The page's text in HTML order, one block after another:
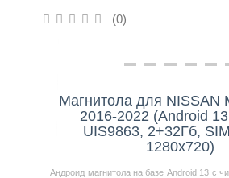
(0)
Нашли
Магнитола для NISSAN
2016-2022 (Android
UIS9863, 2+32Гб,
1280x720)
Андроид магнитола на базе Android 13 с